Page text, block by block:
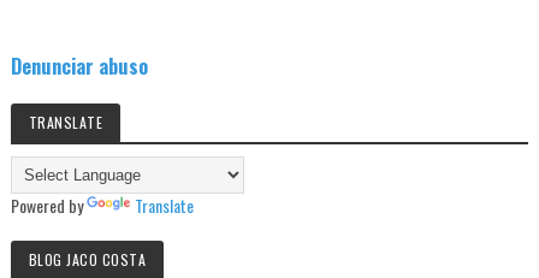
Denunciar abuso
TRANSLATE
Powered by Translate
BLOG JACO COSTA